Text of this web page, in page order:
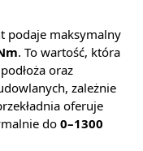
podaje maksymalny
. To wartość, która
oraz
zależnie
oferuje
do 0–1300